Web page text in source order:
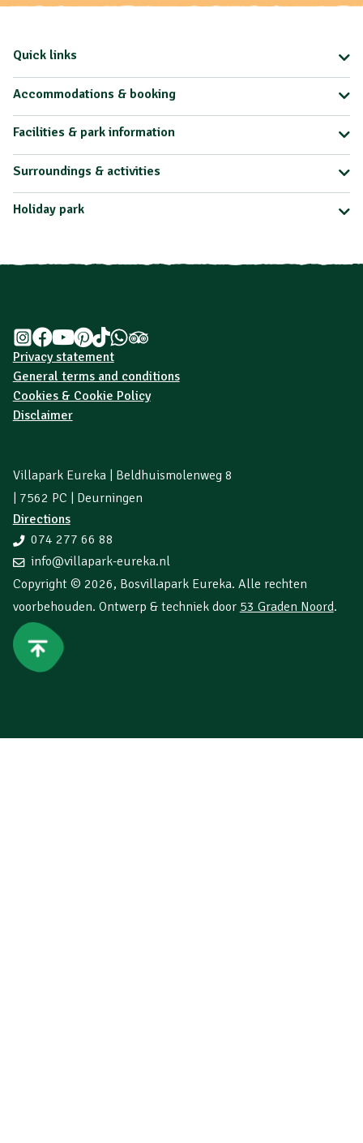
Quick links
Accommodations & booking
Facilities & park information
Surroundings & activities
Holiday park
Privacy statement
General terms and conditions
Cookies & Cookie Policy
Disclaimer
Villapark Eureka | Beldhuismolenweg 8
| 7562 PC | Deurningen
Directions
074 277 66 88
info@villapark-eureka.nl
Copyright © 2026, Bosvillapark Eureka. Alle rechten
voorbehouden. Ontwerp & techniek door 53 Graden Noord.